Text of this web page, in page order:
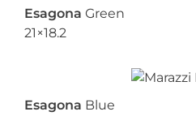
Esagona Green
21×18.2
Esagona Blue